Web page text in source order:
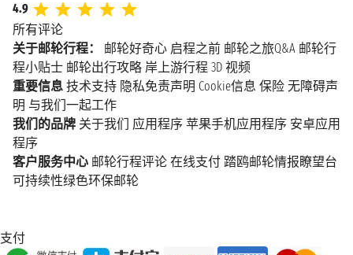
4.9
所有评论
关于邮轮行程：
邮轮好奇心 启程之前 邮轮之旅Q&A 邮轮行
程小贴士 邮轮出行攻略 岸上游行程 3D 视频
重要信息 技术支持 隐私免责声明 Cookie信息 保险 无障碍声
明 与我们一起工作
我们的品牌 关于我们 应用程序 苹果手机应用程序 安卓应用
程序
客户服务中心 邮轮行程评论 在线支付 踏鸥邮轮情报瞭望台
可持续性绿色环保邮轮
支付